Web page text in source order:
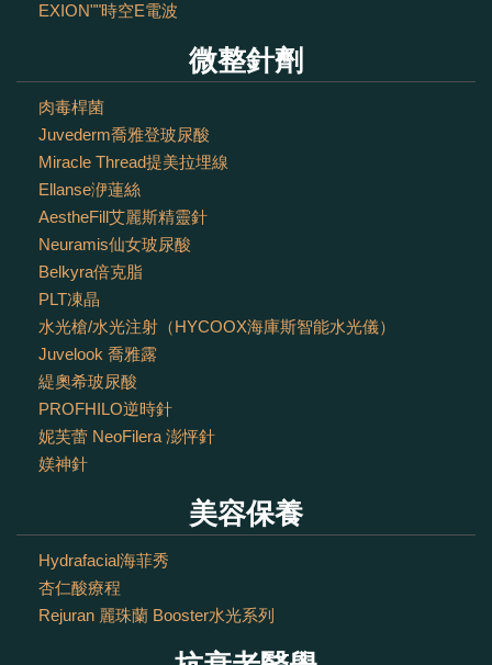
EXION""時空E電波
微整針劑
肉毒桿菌
Juvederm喬雅登玻尿酸
Miracle Thread提美拉埋線
Ellanse洢蓮絲
AestheFill艾麗斯精靈針
Neuramis仙女玻尿酸
Belkyra倍克脂
PLT凍晶
水光槍/水光注射（HYCOOX海庫斯智能水光儀）
Juvelook 喬雅露
緹奧希玻尿酸
PROFHILO逆時針
妮芙蕾 NeoFilera 澎怦針
媄神針
美容保養
Hydrafacial海菲秀
杏仁酸療程
Rejuran 麗珠蘭 Booster水光系列